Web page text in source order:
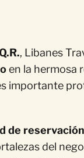
, Libanes
en la hermosa
importante
de reservación
del